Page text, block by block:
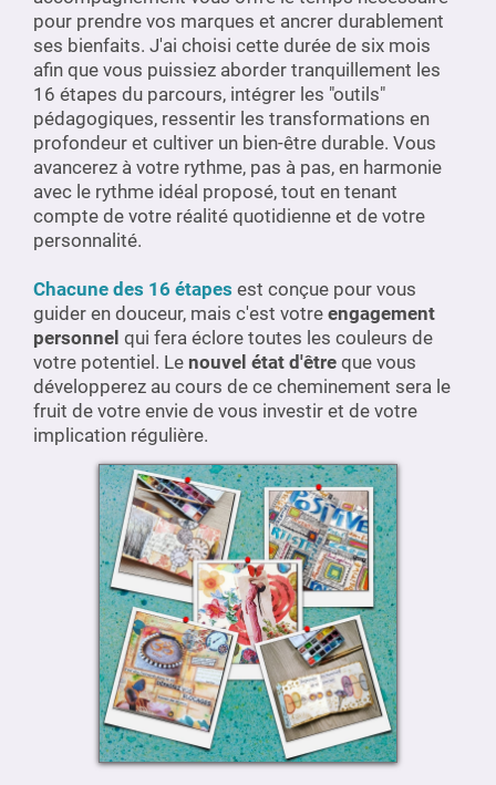
pour prendre vos marques et ancrer durablement
ses bienfaits. J'ai choisi cette durée de six mois
afin que vous puissiez aborder tranquillement les
16 étapes du parcours, intégrer les "outils"
pédagogiques, ressentir les transformations en
profondeur et cultiver un bien-être durable. Vous
avancerez à votre rythme, pas à pas, en harmonie
avec le rythme idéal proposé, tout en tenant
compte de votre réalité quotidienne et de votre
personnalité.
Chacune des 16 étapes est conçue pour vous
guider en douceur, mais c'est votre engagement
personnel qui fera éclore toutes les couleurs de
votre potentiel. Le nouvel état d'être que vous
développerez au cours de ce cheminement sera le
fruit de votre envie de vous investir et de votre
implication régulière.